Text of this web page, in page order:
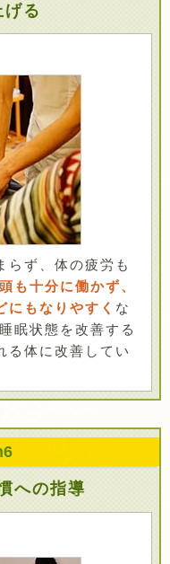
げる
らず、体の疲労も
も十分に働かず、
にもなりやすく な
眠状態を改善する
る体に改善してい
6
への指導